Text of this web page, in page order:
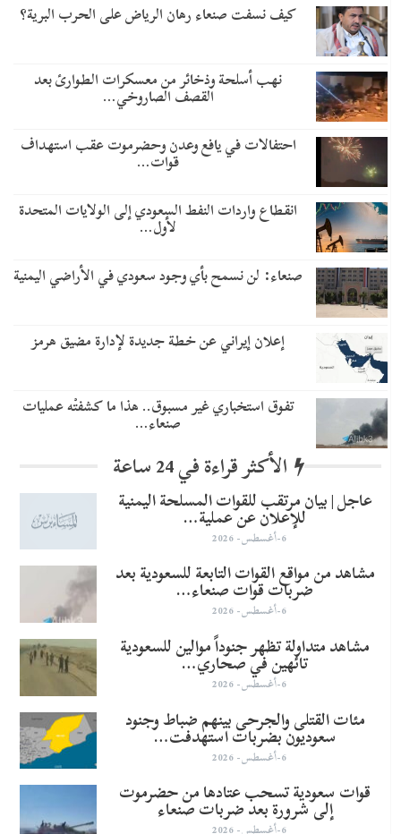
كيف نسفت صنعاء رهان الرياض على الحرب البرية؟
نهب أسلحة وذخائر من معسكرات الطوارئ بعد
القصف الصاروخي…
احتفالات في يافع وعدن وحضرموت عقب استهداف
قوات…
انقطاع واردات النفط السعودي إلى الولايات المتحدة
لأول…
صنعاء: لن نسمح بأي وجود سعودي في الأراضي اليمنية
إعلان إيراني عن خطة جديدة لإدارة مضيق هرمز
تفوق استخباري غير مسبوق.. هذا ما كشفتْه عمليات
صنعاء…
الأكثر قراءة في 24 ساعة
عاجل | بيان مرتقب للقوات المسلحة اليمنية
للإعلان عن عملية…
6-أغسطس- 2026
مشاهد من مواقع القوات التابعة للسعودية بعد
ضربات قوات صنعاء…
6-أغسطس- 2026
مشاهد متداولة تظهر جنوداً موالين للسعودية
تائهين في صحاري…
6-أغسطس- 2026
مئات القتلى والجرحى بينهم ضباط وجنود
سعوديون بضربات استهدفت…
6-أغسطس- 2026
قوات سعودية تسحب عتادها من حضرموت
إلى شرورة بعد ضربات صنعاء